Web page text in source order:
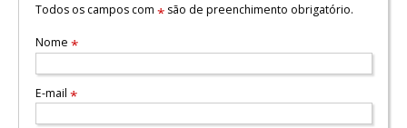
Todos os campos com *são de preenchimento obrigatório.
Nome *
E-mail *